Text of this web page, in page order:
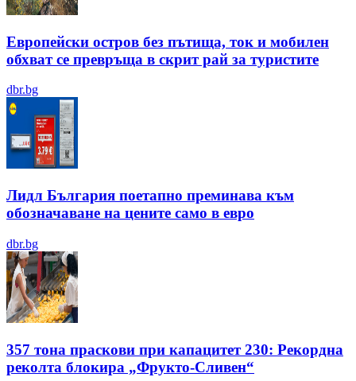
Европейски остров без пътища, ток и мобилен
обхват се превръща в скрит рай за туристите
dbr.bg
Лидл България поетапно преминава към
обозначаване на цените само в евро
dbr.bg
357 тона праскови при капацитет 230: Рекордна
реколта блокира „Фрукто-Сливен“